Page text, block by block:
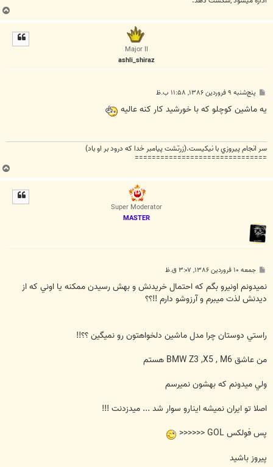
Major II
ashli_shiraz
س
ت
پنج‌شنبه ۹ فروردین ۱۳۸۶, ۱۱:۵۸ ب.ظ
یه ماشین کوچلو که با خورشید کار کنه عالیه
سر انجام پيروزي با نيکيست.(زرتشت پيامبر خدا که درود بر او باد)
===============================
Super Moderator
MASTER
ت
جمعه ۱۰ فروردین ۱۳۸۶, ۳:۰۷ ق.ظ
نميدونم اونيرو بگم که احتمال خريدنش و بهش رسيدن ممکنه يا اوني که از
ديدنش لذت ميبرم و آرزوشو دارم !!؟؟
راستي دوستان چرا مدل ماشين دلخواهتون رو نميگين ؟؟!!
من عاشق BMW Z3 ,X5 , M6 هستم
ولي ميدونم که بهشون نميرسم
اصلا تو ايران نميشه اينارو سوار شد ... ميدزدنت !!!
پس فولکس GOL <<<<<<
پيروز باشيد